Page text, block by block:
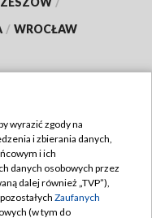
/ WROCŁAW
wyrazić zgody na
i zbierania danych,
i ich
danych osobowych przez
dalej również „TVP”),
Zaufanych
(w tym do